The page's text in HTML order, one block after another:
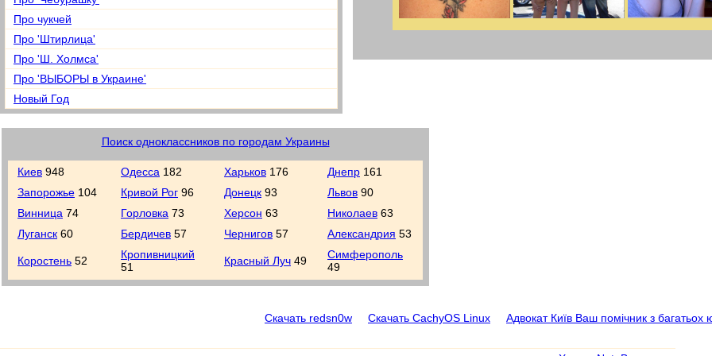
Про чукчей
Про 'Штирлица'
Про 'Ш. Холмса'
Про 'ВЫБОРЫ в Украине'
Новый Год
Поиск одноклассников по городам Украины
Киев 948 Одесса 182 Харьков 176 Днепр 161
Запорожье 104 Кривой Рог 96 Донецк 93 Львов 90
Винница 74 Горловка 73 Херсон 63 Николаев 63
Луганск 60 Бердичев 57 Чернигов 57 Александрия 53
Коростень 52
Кропивницкий
51
Красный Луч 49
Симферополь
49
Скачать redsn0w Скачать CachyOS Linux Адвокат Київ Ваш помічник з багатьох